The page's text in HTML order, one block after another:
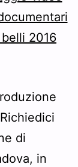
di
in